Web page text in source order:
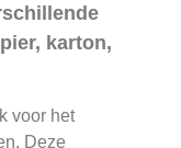
karton,
voor het
Deze